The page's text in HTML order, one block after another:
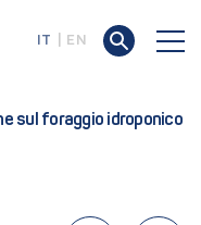
IT EN
sul foraggio idroponico